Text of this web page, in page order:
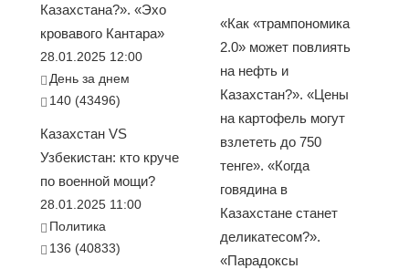
Казахстана?». «Эхо
кровавого Кантара»
28.01.2025 12:00
День за днем
140 (43496)
Казахстан VS
Узбекистан: кто круче
по военной мощи?
28.01.2025 11:00
Политика
136 (40833)
«Как «трампономика
2.0» может повлиять
на нефть и
Казахстан?». «Цены
на картофель могут
взлететь до 750
тенге». «Когда
говядина в
Казахстане станет
деликатесом?».
«Парадоксы